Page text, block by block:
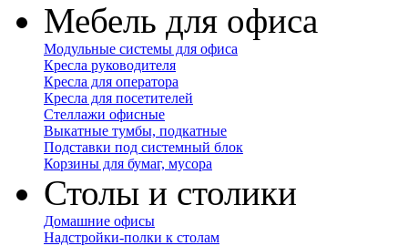
Мебель для офиса
Модульные системы для офиса
Кресла руководителя
Кресла для оператора
Кресла для посетителей
Стеллажи офисные
Выкатные тумбы, подкатные
Подставки под системный блок
Корзины для бумаг, мусора
Столы и столики
Домашние офисы
Надстройки-полки к столам